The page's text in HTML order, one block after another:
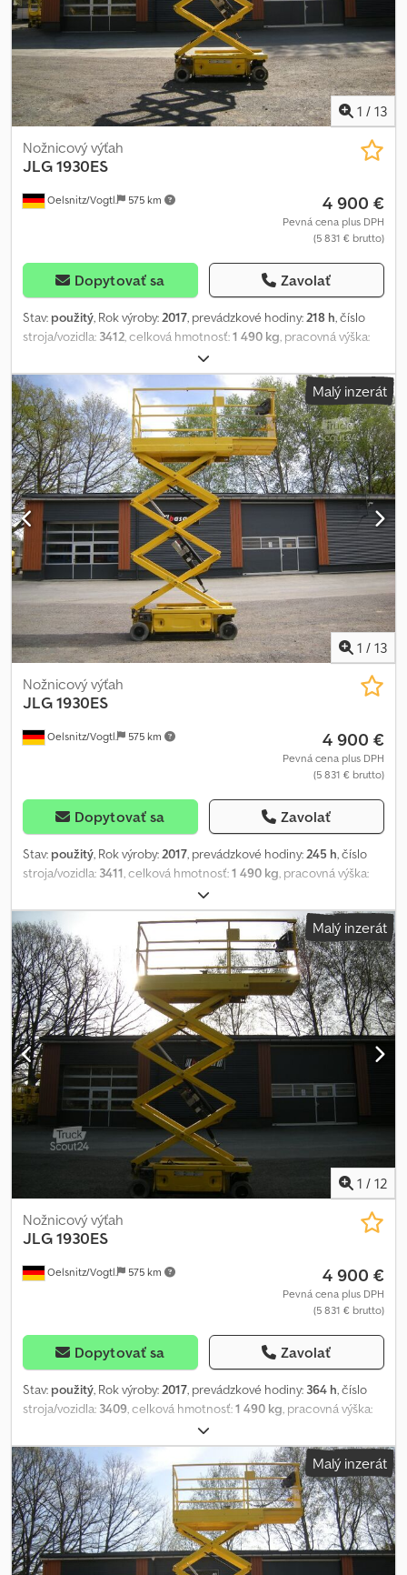
1 / 13
Oelsnitz/Vogtl. 575 km
Nožnicový výťah
JLG1930ES
4 900 €
Pevná cena plus DPH
(5 831 € brutto)
Dopytovať sa Zavolať
Stav: použitý, Rok výroby:2017, prevádzkové hodiny:218 h, číslo
stroja/vozidla: 3412, celková hmotnosť:1 490 kg, pracovná výška:
, typ motora: elektrický, výrobca: JLG Csdpfjzb Tnisx
Acfjha
Malý inzerát
1 / 13
Oelsnitz/Vogtl. 575 km
Nožnicový výťah
JLG1930ES
4 900 €
Pevná cena plus DPH
(5 831 € brutto)
Dopytovať sa Zavolať
Stav: použitý, Rok výroby: 2017, prevádzkové hodiny: 245 h, číslo
stroja/vozidla: 3411 , celková hmotnosť:1 490 kg , pracovná výška:
, typ motora: elektrický, výrobca: JLG Csdpfx Aezb
Tncscfsha
Malý inzerát
1 / 12
Oelsnitz/Vogtl. 575 km
Nožnicový výťah
JLG1930ES
4 900 €
Pevná cena plus DPH
(5 831 € brutto)
Dopytovať sa Zavolať
Stav: použitý, Rok výroby:2017, prevádzkové hodiny: 364 h, číslo
stroja/vozidla: 3409, celková hmotnosť:1 490 kg, pracovná výška:
, typ motora: elektrický, výrobca: JLG Codpfx Acjzb Tm
Ssfsha
Malý inzerát